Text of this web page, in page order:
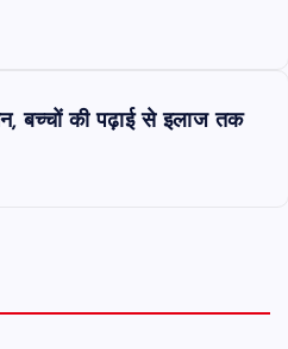
बच्चों की पढ़ाई से इलाज तक